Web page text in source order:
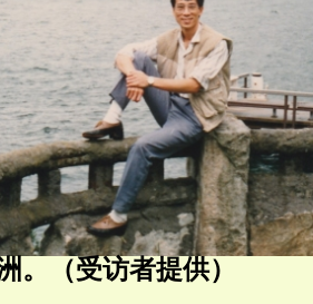
。（受访者提供）